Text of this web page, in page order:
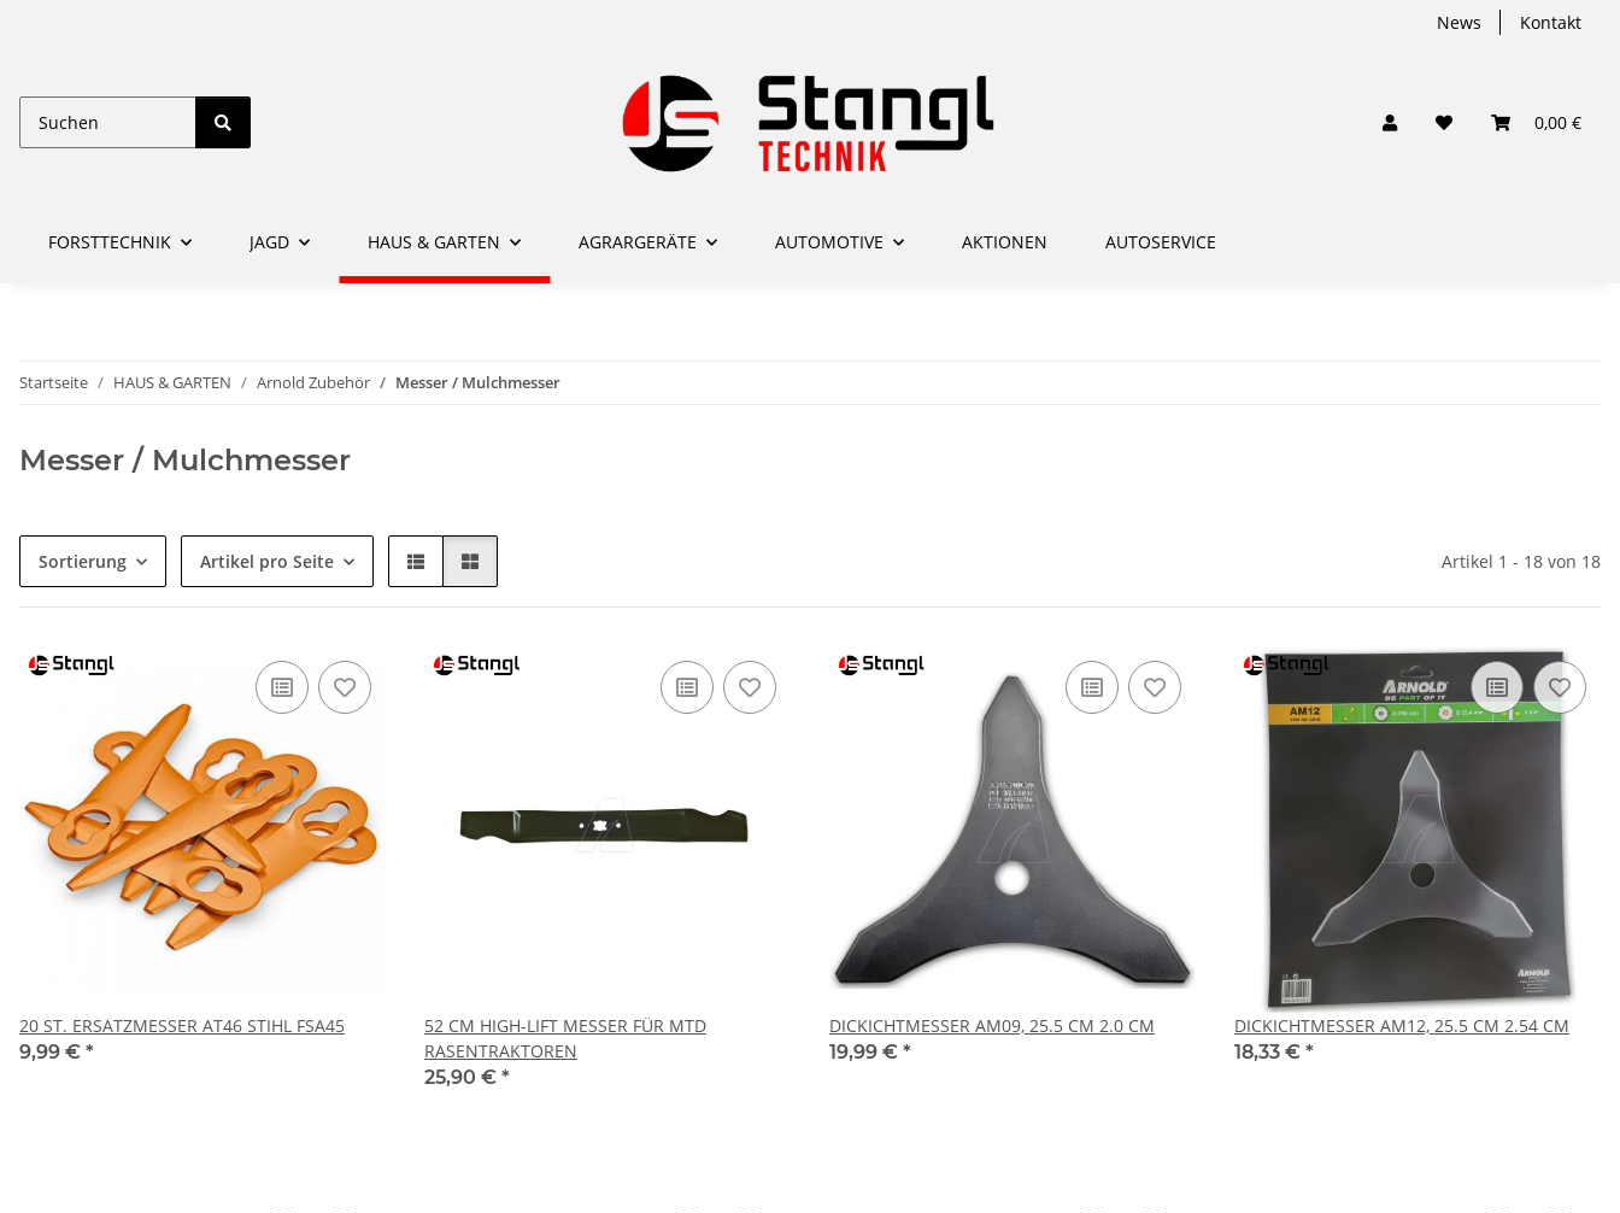
News Kontakt
0,00 €
FORSTTECHNIK JAGD HAUS & GARTEN AGRARGERÄTE AUTOMOTIVE AKTIONEN AUTOSERVICE
Startseite HAUS & GARTEN Arnold Zubehör Messer / Mulchmesser
Messer / Mulchmesser
Sortierung Artikel pro Seite Artikel 1 - 18 von 18
20 ST. ERSATZMESSER AT46 STIHL FSA45
9,99 € *
52 CM HIGH-LIFT MESSER FÜR MTD
RASENTRAKTOREN
25,90 € *
DICKICHTMESSER AM09, 25.5 CM 2.0 CM
19,99 € *
DICKICHTMESSER AM12, 25.5 CM 2.54 CM
18,33 € *